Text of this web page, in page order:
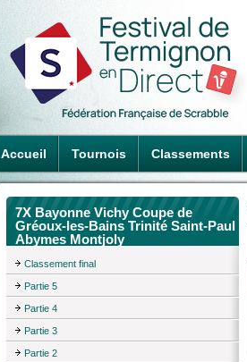
Accueil Tournois Classements
7X Bayonne Vichy Coupe de
Gréoux-les-Bains Trinité Saint-Paul
Abymes Montjoly
Classement final
Partie 5
Partie 4
Partie 3
Partie 2